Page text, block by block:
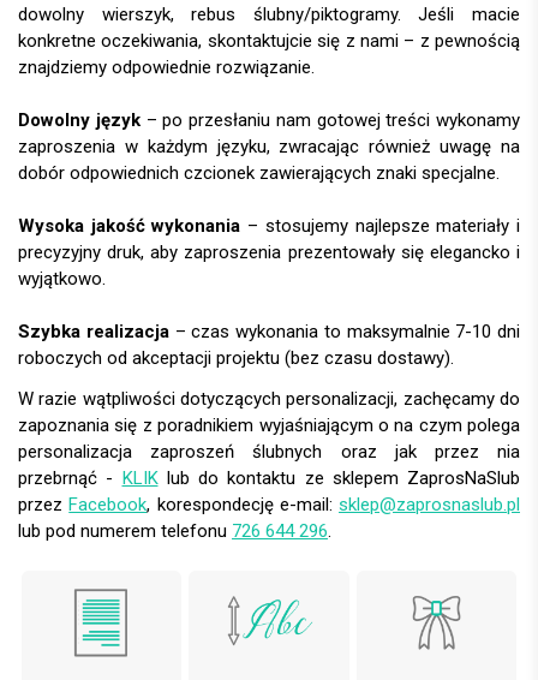
dowolny wierszyk, rebus ślubny/piktogramy. Jeśli macie
konkretne oczekiwania, skontaktujcie się z nami – z pewnością
znajdziemy odpowiednie rozwiązanie.
Dowolny język– po przesłaniu nam gotowej treści wykonamy
zaproszenia w każdym języku, zwracając również uwagę na
dobór odpowiednich czcionek zawierających znaki specjalne.
Wysoka jakość wykonania – stosujemy najlepsze materiały i
precyzyjny druk, aby zaproszenia prezentowały się elegancko i
wyjątkowo.
Szybka realizacja– czas wykonania to maksymalnie 7-10 dni
roboczych od akceptacji projektu (bez czasu dostawy).
W razie wątpliwości dotyczących personalizacji, zachęcamy do
zapoznania się z poradnikiem wyjaśniającym o na czym polega
personalizacja zaproszeń ślubnych oraz jak przez nia
przebrnąć - KLIKlub do kontaktu ze sklepem ZaprosNaSlub
przezFacebook, korespondecję e-mail: sklep@zaprosnaslub.pl
lub pod numerem telefonu 726 644 296.